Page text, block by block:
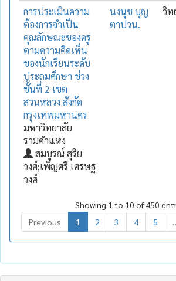
การประเมินความ
ต้องการจำเป็น
คุณลักษณะของครู
ตามความคิดเห็น
ของนักเรียนระดับ
ประถมศึกษา ช่วง
ชั้นที่ 2 เขต
สวนหลวง สังกัด
กรุงเทพมหานคร
มหาวิทยาลัย
รามคำแหง
สมบูรณ์ สุริย
วงศ์;เพ็ญศรี เศรษฐ
วงศ์
นงนุช บุญ
ตาปวน.
วิท
Showing 1 to 10 of 450
Previous
1 2 3 4 5